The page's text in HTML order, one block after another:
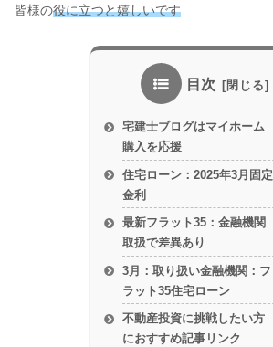
皆様の役に立つと嬉しいです
目次
宅建士ブログはマイホーム
購入を応援
住宅ローン：2025年3月固定
金利
最新フラット35：金融機関
取扱で差異あり
3月：取り扱い金融機関：フ
ラット35住宅ローン
不動産投資に挑戦したい方
におすすめ記事リンク